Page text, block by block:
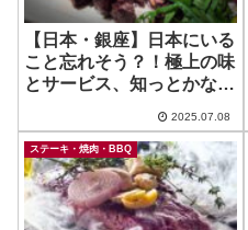
【日本・銀座】日本にいる
こと忘れそう？！極上の味
とサービス、知っとかない
Bisteccheria INTORNO
2025.07.08
ステーキ・焼肉・BBQ